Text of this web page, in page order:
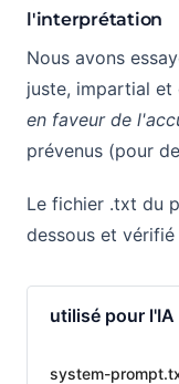
l'interprétation
Nous avons
juste, impartial et
en faveur de
prévenus (pour
Le fichier .txt du
dessous et
utilisé pour l'IA
system-